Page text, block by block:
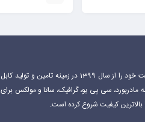
مجموعه پاورساپ فعالیت خود را از سال 1399 در زمینه تامین و تولید کابل
مادربورد، سی پی یو، گرافیک، ساتا و مولکس برای
کیفیت شروع کرده است.